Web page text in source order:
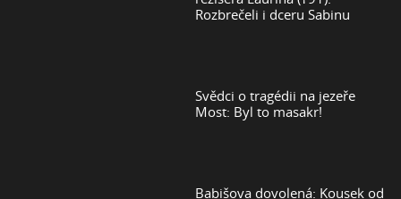
Rozbrečeli i dceru Sabinu
Svědci o tragédii na jezeře
Most: Byl to masakr!
Babišova dovolená: Kousek od